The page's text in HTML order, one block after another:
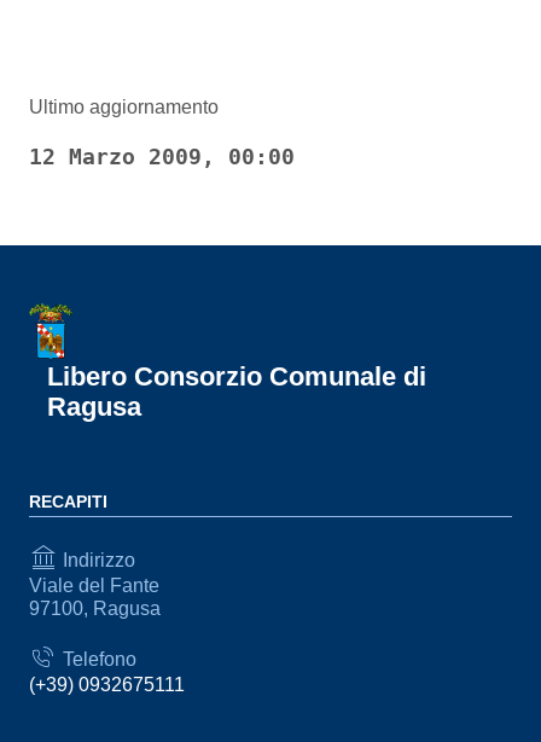
Ultimo aggiornamento
12 Marzo 2009, 00:00
Libero Consorzio Comunale di
Ragusa
RECAPITI
Indirizzo
Viale del Fante
97100, Ragusa
Telefono
(+39) 0932675111